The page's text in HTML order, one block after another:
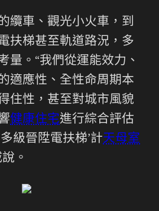
纜車、觀光小火車，到
扶梯甚至軌道路況，多
量。“我們從運能效力、
適應性、全性命周期本
住性，甚至對城市風貌
健康住宅進行綜合評估
級晉陞電扶梯’計天母室
。